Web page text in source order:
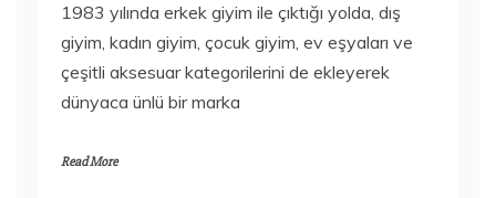
1983 yılında erkek giyim ile çıktığı yolda, dış
giyim, kadın giyim, çocuk giyim, ev eşyaları ve
çeşitli aksesuar kategorilerini de ekleyerek
dünyaca ünlü bir marka
Read More